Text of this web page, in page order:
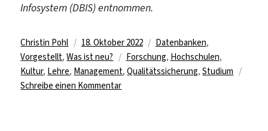
Infosystem (DBIS) entnommen.
Autor
Christin Pohl
Veröffentlicht
am
18. Oktober 2022 Kategorien
Datenbanken,
Vorgestellt,Was ist neu? Schlagwörter
Forschung, Hochschulen,
Kultur, Lehre, Management,Qualitätssicherung,Studium
Schreibe einen Kommentarzu